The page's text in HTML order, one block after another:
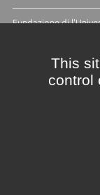
Fundazione di
Crédits et
This
control